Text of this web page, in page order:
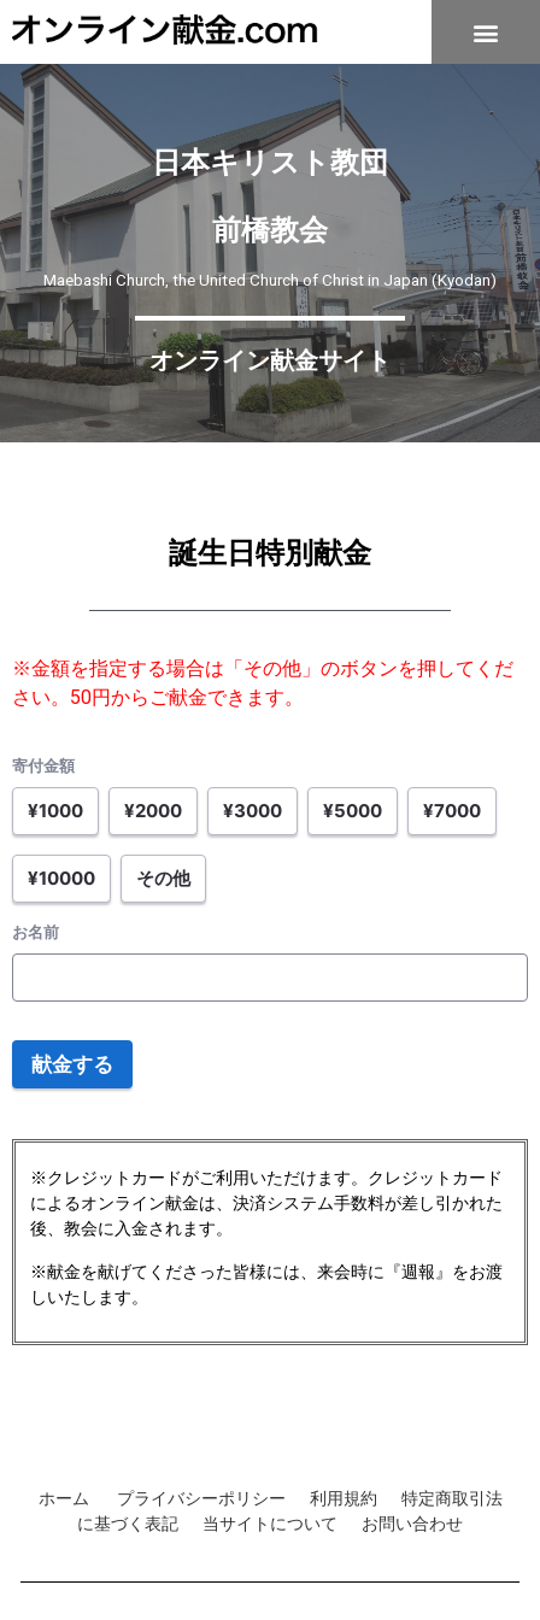
日本キリスト教団
前橋教会
Maebashi Church, the United Church of Christ in Japan (Kyodan)
オンライン献金サイト
誕生日特別献金
※金額を指定する場合は「その他」のボタンを押してくだ
さい。50円からご献金できます。
寄付金額
¥1000 ¥2000 ¥3000 ¥5000 ¥7000
¥10000 その他
お名前
献金する
※クレジットカードがご利用いただけます。クレジットカード
によるオンライン献金は、決済システム手数料が差し引かれた
後、教会に入金されます。
※献金を献げてくださった皆様には、来会時に『週報』をお渡
しいたします。
ホーム プライバシーポリシー 利用規約
特定商取引法
に基づく表記
当サイトについて お問い合わせ